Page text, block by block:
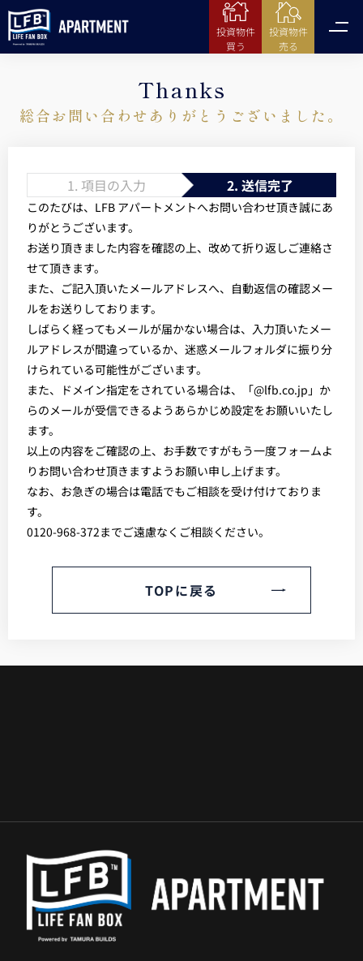
投資物件
買う
投資物件
売る
Thanks
総合お問い合わせありがとうございました。
1. 項目の入力 2. 送信完了
このたびは、LFB アパートメントへお問い合わせ頂き誠にあ
りがとうございます。
お送り頂きました内容を確認の上、改めて折り返しご連絡さ
せて頂きます。
また、ご記入頂いたメールアドレスへ、自動返信の確認メー
ルをお送りしております。
しばらく経ってもメールが届かない場合は、入力頂いたメー
ルアドレスが間違っているか、迷惑メールフォルダに振り分
けられている可能性がございます。
また、ドメイン指定をされている場合は、「@lfb.co.jp」か
らのメールが受信できるようあらかじめ設定をお願いいたし
ます。
以上の内容をご確認の上、お手数ですがもう一度フォームよ
りお問い合わせ頂きますようお願い申し上げます。
なお、お急ぎの場合は電話でもご相談を受け付けておりま
す。
0120-968-372までご遠慮なくご相談ください。
TOPに戻る